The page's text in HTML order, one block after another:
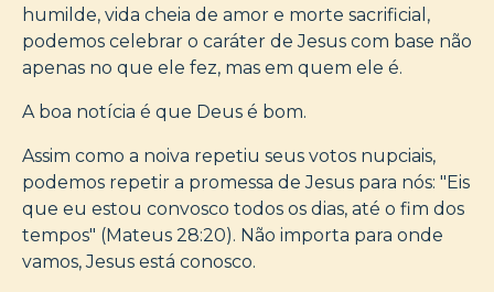
humilde, vida cheia de amor e morte sacrificial,
podemos celebrar o caráter de Jesus com base não
apenas no que ele fez, mas em quem ele é.
A boa notícia é que Deus é bom.
Assim como a noiva repetiu seus votos nupciais,
podemos repetir a promessa de Jesus para nós: "Eis
que eu estou convosco todos os dias, até o fim dos
tempos" (Mateus 28:20). Não importa para onde
vamos, Jesus está conosco.